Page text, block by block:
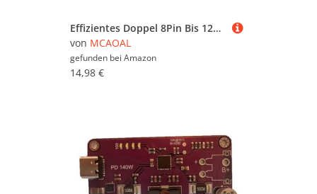
Effizientes Doppel 8Pin Bis 12+4Pin 16Pin Netzteil Adapterkabel Für GPU Karte RTX4070/4080 12VHPWR Nahtlos Integration Motherboard Adapter Stromkabel
von MCAOAL
gefunden bei Amazon
14,98 €